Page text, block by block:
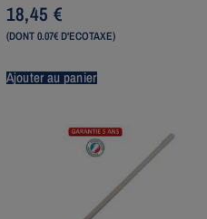
18,45 €
(DONT 0.07€ D'ECOTAXE)
Ajouter au panier